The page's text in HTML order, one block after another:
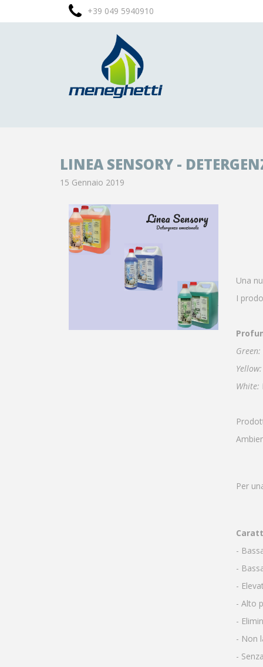
+39 049 5940910
LINEA SENSORY -
15 Gennaio 2019
Una
I
Green:
Yellow:
White:
Per
-
-
-
- Alto
-
- Non
-